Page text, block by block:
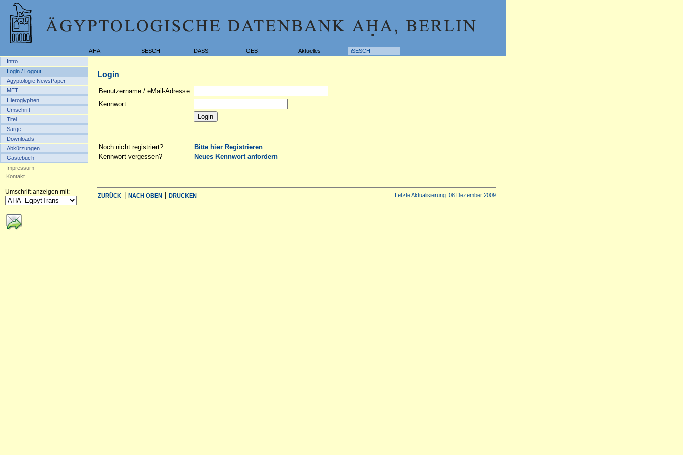
AHA SESCH DASS GEB Aktuelles
iSESCH
Intro
Login / Logout
Ägyptologie NewsPaper
MET
Hieroglyphen
Umschrift
Titel
Särge
Downloads
Abkürzungen
Gästebuch
Impressum
Kontakt
Umschrift anzeigen mit:
Login
Benutzername / eMail-Adresse:
Kennwort:
Noch nicht registriert?
Bitte hier Registrieren
Kennwort vergessen?
Neues Kennwort anfordern
ZURÜCK NACH OBEN DRUCKEN Letzte Aktualisierung: 08 Dezember 2009